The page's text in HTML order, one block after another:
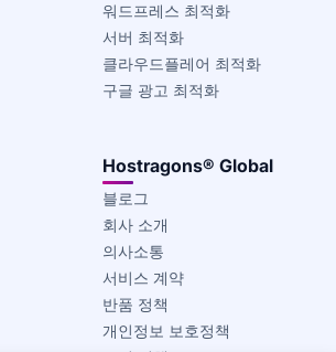
워드프레스 최적화
서버 최적화
클라우드플레어 최적화
구글 광고 최적화
Hostragons® Global
블로그
회사 소개
의사소통
서비스 계약
반품 정책
개인정보 보호정책